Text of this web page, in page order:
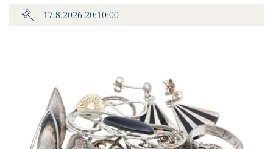
17.8.2026 20:10:00